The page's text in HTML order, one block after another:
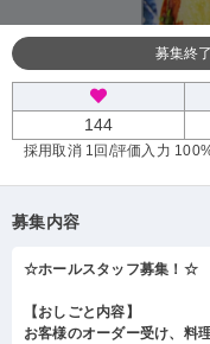
募集終了
144
採用取消 1回 /評価入力
募集内容
☆ホールスタッフ募集！☆
【おしごと内容】
お客様のオーダー受け、料